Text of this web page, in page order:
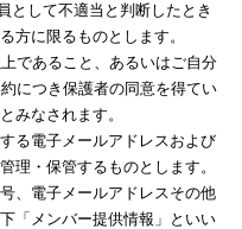
として不適当と判断したとき
方に限るものとします。
であること、あるいはご自分
につき保護者の同意を得てい
みなされます。
る電子メールアドレスおよび
理・保管するものとします。
、電子メールアドレスその他
「メンバー提供情報」といい